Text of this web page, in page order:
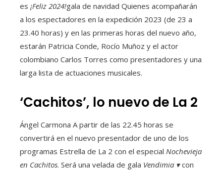
es ¡Feliz 2024!gala de navidad Quienes acompañarán
a los espectadores en la expedición 2023 (de 23 a
23.40 horas) y en las primeras horas del nuevo año,
estarán Patricia Conde, Rocío Muñoz y el actor
colombiano Carlos Torres como presentadores y una
larga lista de actuaciones musicales.
‘Cachitos’, lo nuevo de La 2
Ángel Carmona A partir de las 22.45 horas se
convertirá en el nuevo presentador de uno de los
programas Estrella de La 2 con el especial Nochevieja
en Cachitos. Será una velada de gala Vendimia ▾con